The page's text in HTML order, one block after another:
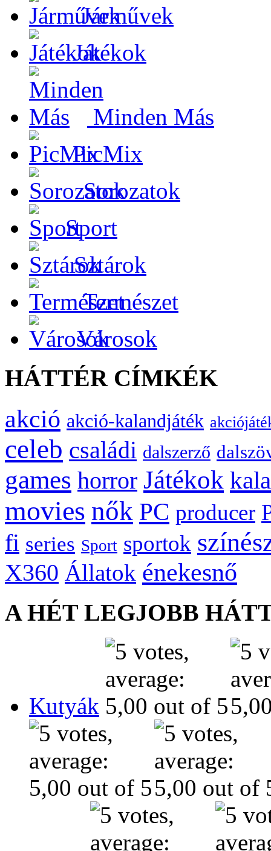
Járművek
Játékok
Minden Más
PicMix
Sorozatok
Sport
Sztárok
Természet
Városok
HÁTTÉR CÍMKÉK
akció akció-kalandjáték
celeb családi dalszerző
games horror Játékok
movies nők PC producer
fi series Sport sportok
X360 Állatok énekesnő
A HÉT LEGJOBB
Kutyák